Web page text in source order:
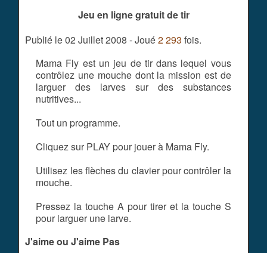
Jeu en ligne gratuit de tir
Publié le 02 Juillet 2008 - Joué2 293 fois.
Mama Fly est un jeu de tir dans lequel vous
contrôlez une mouche dont la mission est de
larguer des larves sur des substances
nutritives...
Tout un programme.
Cliquez sur PLAY pour jouer à Mama Fly.
Utilisez les flèches du clavier pour contrôler la
mouche.
Pressez la touche A pour tirer et la touche S
pour larguer une larve.
J'aime ou J'aime Pas